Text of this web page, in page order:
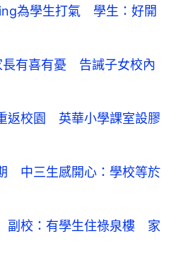
為學生打氣 學生：好開
長有喜有憂 告誡子女校內
返校園 英華小學課室設膠
中三生感開心：學校等於
副校：有學生住祿泉樓 家